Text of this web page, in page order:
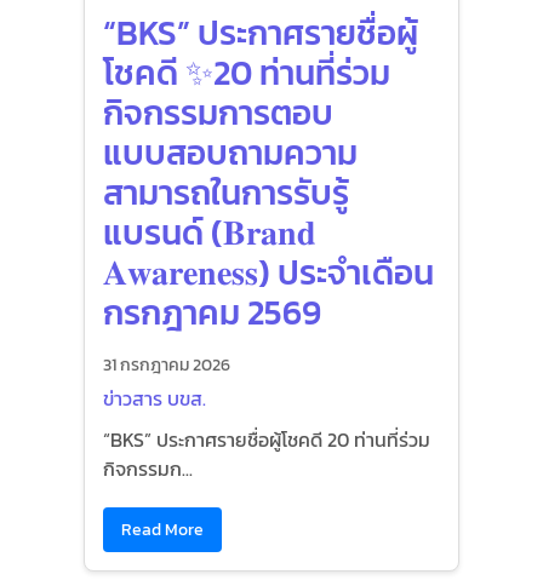
“BKS” ประกาศรายชื่อผู้
โชคดี ✨20 ท่านที่ร่วม
กิจกรรมการตอบ
แบบสอบถามความ
สามารถในการรับรู้
แบรนด์ (𝐁𝐫𝐚𝐧𝐝
𝐀𝐰𝐚𝐫𝐞𝐧𝐞𝐬𝐬) ประจำเดือน
กรกฎาคม 2569
31 กรกฎาคม 2026
ข่าวสาร บขส.
“BKS” ประกาศรายชื่อผู้โชคดี 20 ท่านที่ร่วม
กิจกรรมก...
Read More